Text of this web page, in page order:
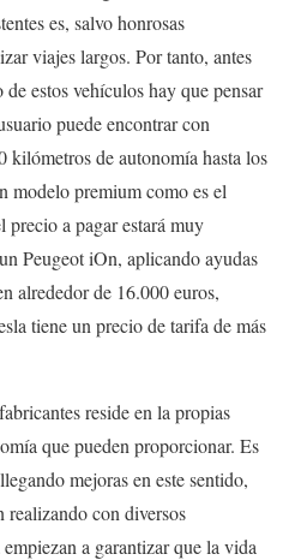
es, salvo honrosas
viajes largos. Por tanto, antes
estos vehículos hay que pensar
puede encontrar con
kilómetros de autonomía hasta los
modelo premium como es el
a pagar estará muy
Peugeot iOn, aplicando ayudas
alrededor de 16.000 euros,
tiene un precio de tarifa de más
reside en la propias
que pueden proporcionar. Es
mejoras en este sentido,
realizando con diversos
a garantizar que la vida